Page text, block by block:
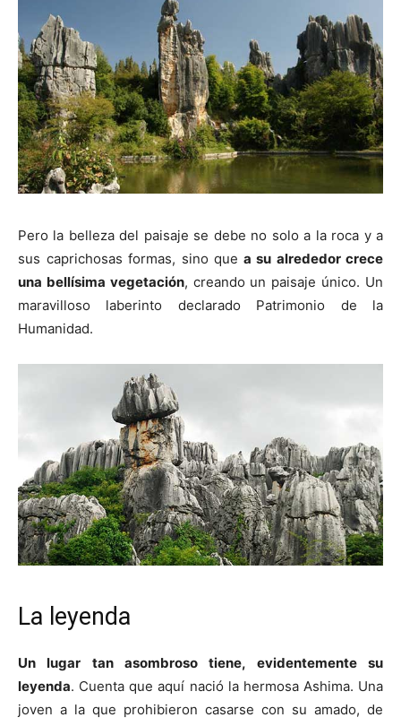
Pero la belleza del paisaje se debe no solo a la roca y a
sus caprichosas formas, sino que a su alrededor crece
una bellísima vegetación, creando un paisaje único. Un
maravilloso laberinto declarado Patrimonio de la
Humanidad.
La leyenda
Un lugar tan asombroso tiene, evidentemente su
leyenda. Cuenta que aquí nació la hermosa Ashima. Una
joven a la que prohibieron casarse con su amado, de